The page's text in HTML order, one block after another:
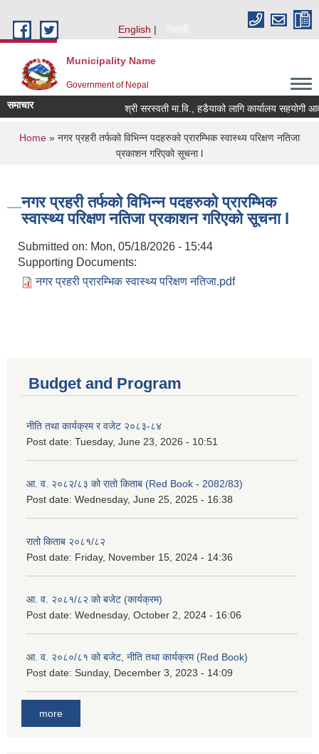
English
नेपाली
Municipality Name
Government of Nepal
समाचार श्री सरस्वती मा.वि., हडैयाको लागि कार्यालय सहयोगी
You are here
Home » नगर प्रहरी तर्फको विभिन्न पदहरुको प्रारम्भिक स्वास्थ्य परिक्षण नतिजा
प्रकाशन गरिएको सूचना l
नगर प्रहरी तर्फको विभिन्न पदहरुको प्रारम्भिक
स्वास्थ्य परिक्षण नतिजा प्रकाशन गरिएको सूचना l
Submitted on: Mon, 05/18/2026 - 15:44
Supporting Documents:
नगर प्रहरी प्रारम्भिक स्वास्थ्य परिक्षण नतिजा.pdf
Budget and Program
नीति तथा कार्यक्रम र वजेट २०८३-८४
Post date: Tuesday, June 23, 2026 - 10:51
आ. व. २०८२/८३ को रातो किताब (Red Book - 2082/83)
Post date: Wednesday, June 25, 2025 - 16:38
रातो किताब २०८१/८२
Post date: Friday, November 15, 2024 - 14:36
आ. व. २०८१/८२ को बजेट (कार्यक्रम)
Post date: Wednesday, October 2, 2024 - 16:06
आ. व. २०८०/८१ को बजेट, नीति तथा कार्यक्रम (Red Book)
Post date: Sunday, December 3, 2023 - 14:09
more